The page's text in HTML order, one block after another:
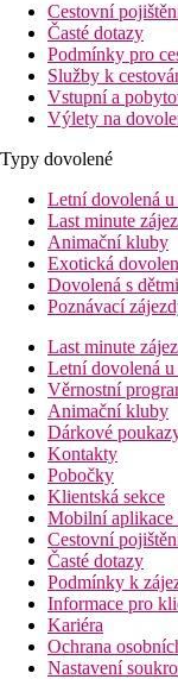
Cestovní
Časté dotazy
Podmínky pro
Služby k
Vstupní a
Výlety na
Typy dovolené
Letní dovolená u
Last minute
Animační kluby
Exotická
Dovolená s
Poznávací
Last minute
Letní dovolená u
Věrnostní
Animační kluby
Dárkové
Kontakty
Pobočky
Klientská sekce
Mobilní aplikace
Cestovní
Časté dotazy
Podmínky k
Informace pro
Kariéra
Ochrana
Nastavení